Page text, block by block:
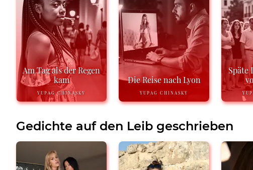
Am Tag als der Regen
kam
YUPAG CHINASKY
Die Reise nach Lyon
YUPAG CHINASKY
Späte
Gedichte auf den Leib geschrieben